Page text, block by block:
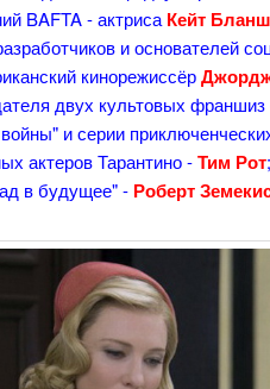
BAFTA - актриса Кейт
и основателей
кинорежиссёр
двух культовых
и серии
актеров Тарантино -Тим Рот
в будущее" - Роберт